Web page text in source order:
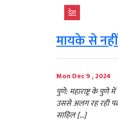
देश
मायके से
Mon Dec 9 , 2024
पुणे: महाराष्ट्र के पुणे
उससे अलग रह रही
साहिल […]